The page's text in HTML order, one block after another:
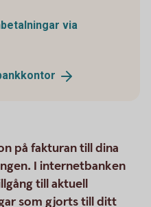
via
på fakturan till dina
I internetbanken
till aktuell
som gjorts till ditt